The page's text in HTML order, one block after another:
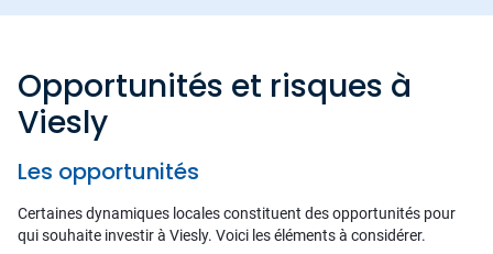
Opportunités et risques à
Viesly
Les opportunités
Certaines dynamiques locales constituent des opportunités pour
qui souhaite investir à Viesly. Voici les éléments à considérer.